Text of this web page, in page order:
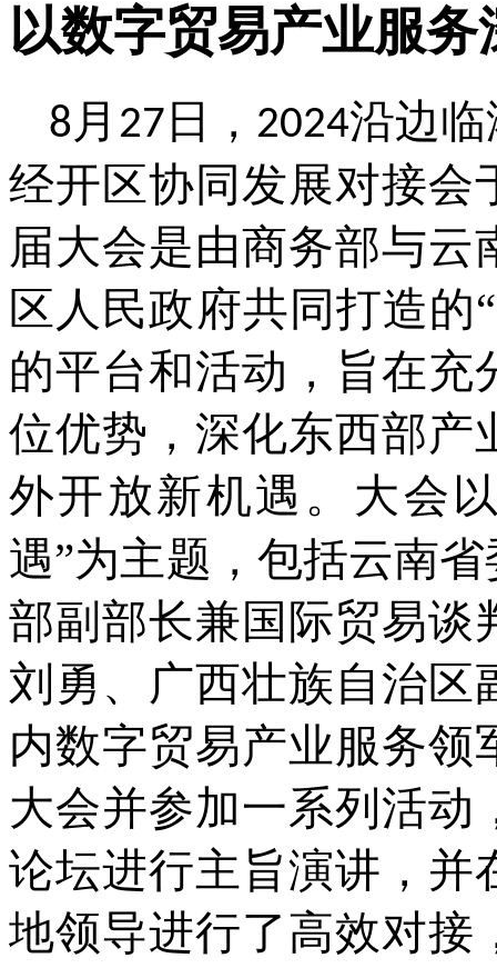
以数字贸易产业服
8月 27 日， 2024沿边
经开区协同发展对接会
届大会是由商务部与
区人民政府共同打造
的平台和活动，旨在充
位优势，深化东西部产
外开放新机遇。大会
遇”为主题，包括云南
部副部长兼国际贸易谈
刘勇、广西壮族自治区
内数字贸易产业服务领
大会并参加一系列活动
论坛进行主旨演讲，并
地领导进行了高效对接